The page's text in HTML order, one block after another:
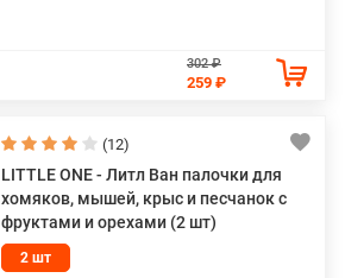
302 ₽
259 ₽
(12)
LITTLE ONE - Литл Ван палочки для
хомяков, мышей, крыс и песчанок с
фруктами и орехами (2 шт)
2 шт